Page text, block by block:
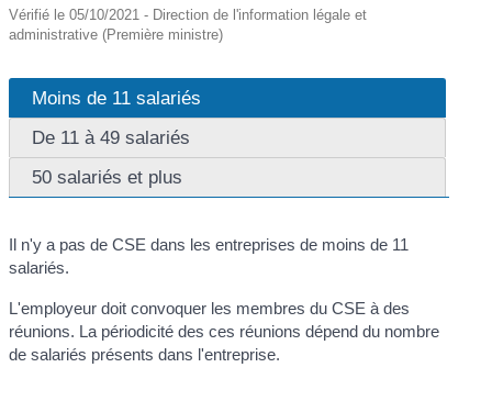
Vérifié le 05/10/2021 - Direction de l'information légale et
administrative (Première ministre)
Moins de 11 salariés
De 11 à 49 salariés
50 salariés et plus
Il n'y a pas de CSE dans les entreprises de moins de 11
salariés.
L'employeur doit convoquer les membres du CSE à des
réunions. La périodicité des ces réunions dépend du nombre
de salariés présents dans l'entreprise.